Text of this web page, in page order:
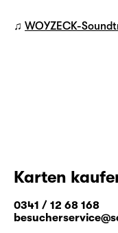
♫ WOYZECK-
Karten
0341 / 12 68 168